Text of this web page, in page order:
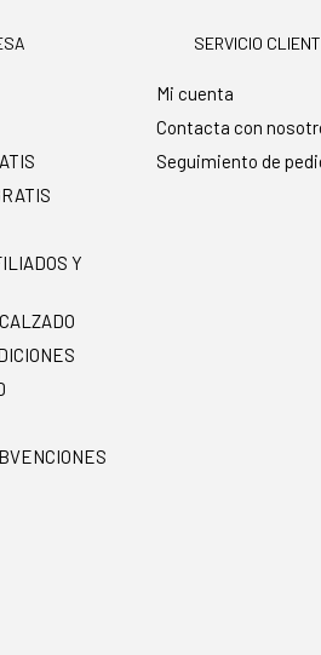
Y
SERVICIO
Mi cuenta
Contacta con
Seguimiento de